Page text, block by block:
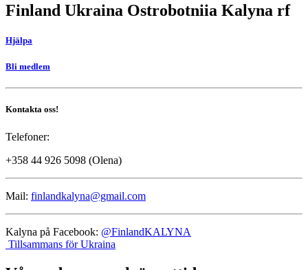
Finland Ukraina Ostrobotniia Kalyna rf
Hjälpa
Bli medlem
Kontakta oss!
Telefoner:
+358 44 926 5098 (Olena)
Mail: finlandkalyna@gmail.com
Kalyna på Facebook: @FinlandKALYNA
Tillsammans för Ukraina